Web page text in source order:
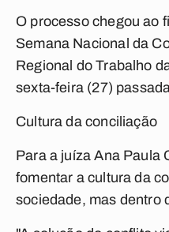
O processo chegou ao
Semana Nacional da
Regional do Trabalho
sexta-feira (27)
Cultura da conciliação
Para a juíza Ana Paula
fomentar a cultura da
sociedade, mas dentro